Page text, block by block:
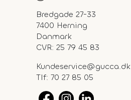
Bredgade 27-33
7400 Herning
Danmark
CVR: 25 79 45 83
Kundeservice@gucca.dk
Tlf: 70 27 85 05